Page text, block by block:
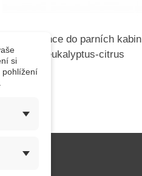
Esence do parních kabin
eukalyptus-citrus
si
pohlížení